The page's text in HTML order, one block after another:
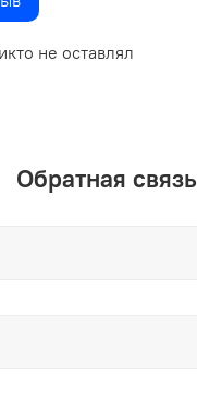
не оставлял
Обратная связь